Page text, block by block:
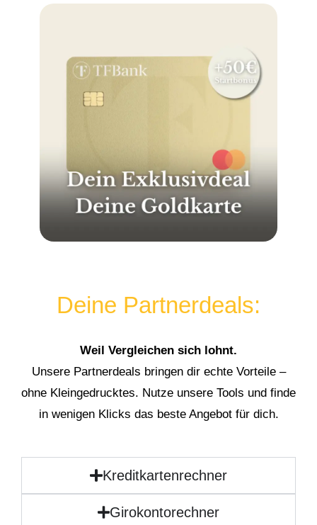
Deine Partnerdeals:
Weil Vergleichen sich lohnt.
Unsere Partnerdeals bringen dir echte Vorteile –
ohne Kleingedrucktes. Nutze unsere Tools und finde
in wenigen Klicks das beste Angebot für dich.
Kreditkartenrechner
Girokontorechner